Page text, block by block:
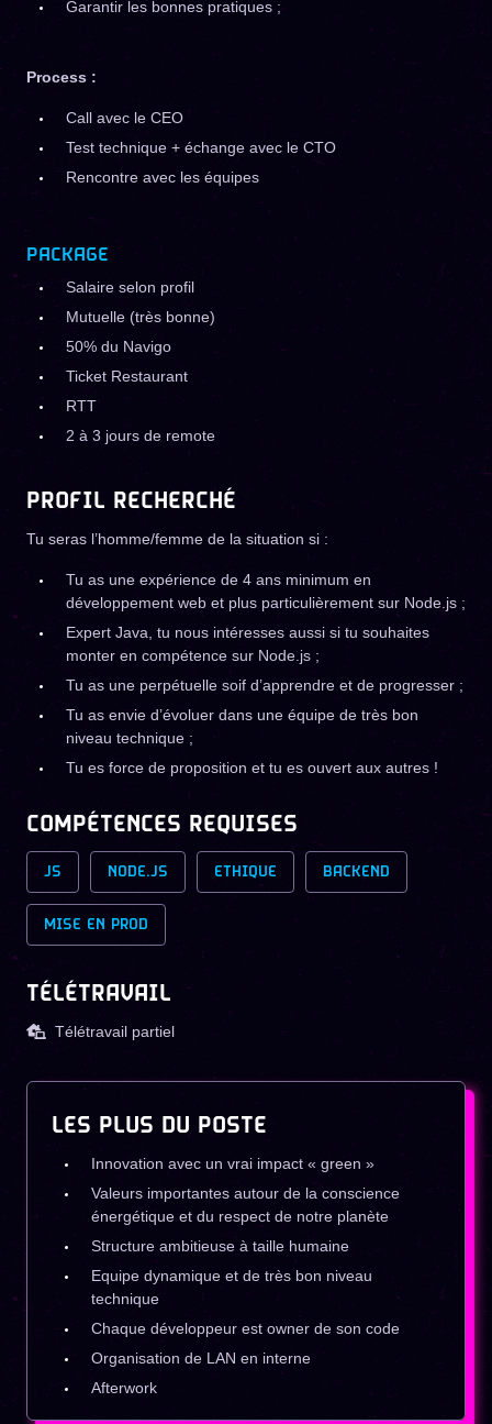
Garantir les bonnes pratiques ;
Process :
Call avec le CEO
Test technique + échange avec le CTO
Rencontre avec les équipes
PACKAGE
Salaire selon profil
Mutuelle (très bonne)
50% du Navigo
Ticket Restaurant
RTT
2 à 3 jours de remote
PROFIL RECHERCHÉ
Tu seras l’homme/femme de la situation si :
Tu as une expérience de 4 ans minimum en
développement web et plus particulièrement sur Node.js ;
Expert Java, tu nous intéresses aussi si tu souhaites
monter en compétence sur Node.js ;
Tu as une perpétuelle soif d’apprendre et de progresser ;
Tu as envie d’évoluer dans une équipe de très bon
niveau technique ;
Tu es force de proposition et tu es ouvert aux autres !
COMPÉTENCES REQUISES
JS NODE.JS ETHIQUE BACKEND
MISE EN PROD
TÉLÉTRAVAIL
Télétravail partiel
LES PLUS DU POSTE
Innovation avec un vrai impact « green »
Valeurs importantes autour de la conscience
énergétique et du respect de notre planète
Structure ambitieuse à taille humaine
Equipe dynamique et de très bon niveau
technique
Chaque développeur est owner de son code
Organisation de LAN en interne
Afterwork